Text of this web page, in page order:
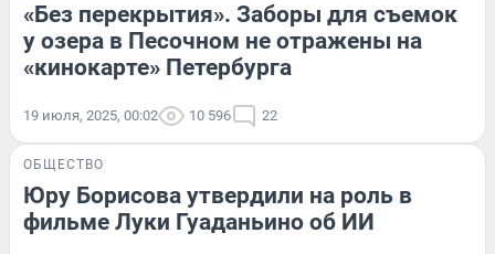
«Без перекрытия». Заборы для съемок
у озера в Песочном не отражены на
«кинокарте» Петербурга
19 июля, 2025, 00:02 10 596 22
ОБЩЕСТВО
Юру Борисова утвердили на роль в
фильме Луки Гуаданьино об ИИ